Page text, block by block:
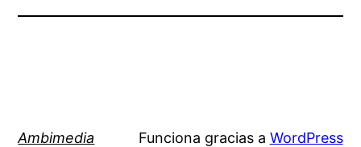
Ambimedia Funciona gracias a WordPress